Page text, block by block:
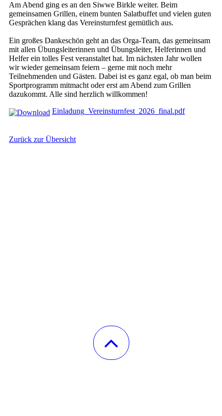
Am Abend ging es an den Siwwe Birkle weiter. Beim
gemeinsamen Grillen, einem bunten Salatbuffet und vielen guten
Gesprächen klang das Vereinsturnfest gemütlich aus.
Ein großes Dankeschön geht an das Orga-Team, das gemeinsam
mit allen Übungsleiterinnen und Übungsleiter, Helferinnen und
Helfer ein tolles Fest veranstaltet hat. Im nächsten Jahr wollen
wir wieder gemeinsam feiern – gerne mit noch mehr
Teilnehmenden und Gästen. Dabei ist es ganz egal, ob man beim
Sportprogramm mitmacht oder erst am Abend zum Grillen
dazukommt. Alle sind herzlich willkommen!
Einladung_Vereinsturnfest_2026_final.pdf
Zurück zur Übersicht